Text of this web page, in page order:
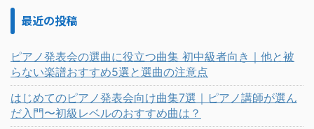
最近の投稿
ピアノ発表会の選曲に役立つ曲集 初中級者向き｜他と被
らない楽譜おすすめ5選と選曲の注意点
はじめてのピアノ発表会向け曲集7選｜ピアノ講師が選ん
だ入門〜初級レベルのおすすめ曲は？